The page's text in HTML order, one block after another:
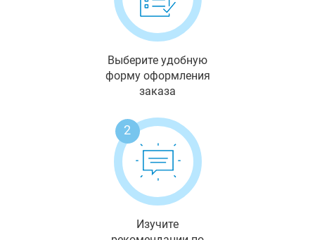
Выберите удобную
форму оформления
заказа
2
Изучите